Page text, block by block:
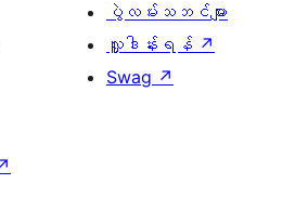
ပွဲလမ်းသဘင်များ
လှူဒါန်းရန် ↗
Swag ↗